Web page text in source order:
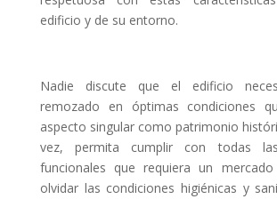
edificio y de su entorno.
Nadie discute que el edificio
remozado en óptimas condiciones
aspecto singular como patrimonio
vez, permita cumplir con todas
funcionales que requiera un
olvidar las condiciones higiénicas y